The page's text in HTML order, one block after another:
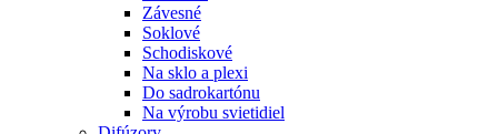
Závesné
Soklové
Schodiskové
Na sklo a plexi
Do sadrokartónu
Na výrobu svietidiel